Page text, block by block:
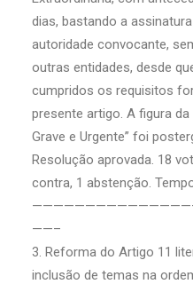
dias, bastando a
autoridade convocante,
outras entidades, desde
cumpridos os requisitos
presente artigo. A figura da
Grave e Urgente” foi
Resolução aprovada. 18
contra, 1 abstenção.
——–
3. Reforma do Artigo 11
inclusão de temas na